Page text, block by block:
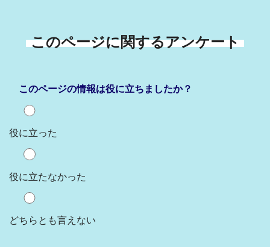
このページに関するアンケート
このページの情報は役に立ちましたか？
役に立った
役に立たなかった
どちらとも言えない